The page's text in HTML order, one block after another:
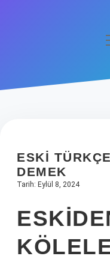
Hakkımızda
ESKI
DEMEK
Tarih: Eylül 8, 2024